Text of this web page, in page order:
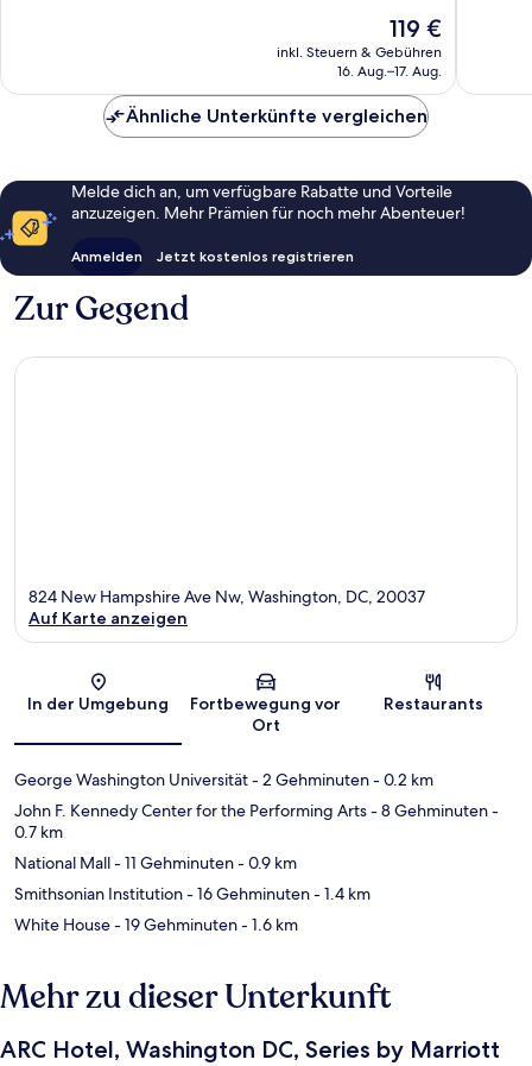
Der
Preis
beträgt
119 €
inkl. Steuern & Gebühren
16. Aug.–17. Aug.
Ähnliche Unterkünfte vergleichen
Melde dich an, um verfügbare Rabatte und Vorteile
anzuzeigen. Mehr Prämien für noch mehr Abenteuer!
Anmelden Jetzt kostenlos registrieren
Zur Gegend
Karte
824 New Hampshire Ave Nw, Washington, DC, 20037
Auf Karte anzeigen
In der Umgebung
Fortbewegung vor
Ort
Restaurants
George Washington Universität- 2 Gehminuten- 0.2 km
John F. Kennedy Center for the Performing Arts- 8 Gehminuten-
0.7 km
National Mall- 11 Gehminuten- 0.9 km
Smithsonian Institution- 16 Gehminuten- 1.4 km
White House- 19 Gehminuten- 1.6 km
Mehr zu dieser Unterkunft
ARC Hotel, Washington DC, Series by Marriott